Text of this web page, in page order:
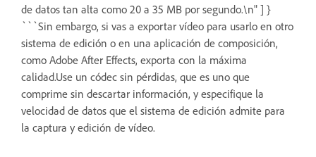
de datos tan alta como 20 a 35 MB por segundo.\n" ] }
```Sin embargo, si vas a exportar vídeo para usarlo en otro
sistema de edición o en una aplicación de composición,
como Adobe After Effects, exporta con la máxima
calidad.Use un códec sin pérdidas, que es uno que
comprime sin descartar información, y especifique la
velocidad de datos que el sistema de edición admite para
la captura y edición de vídeo.